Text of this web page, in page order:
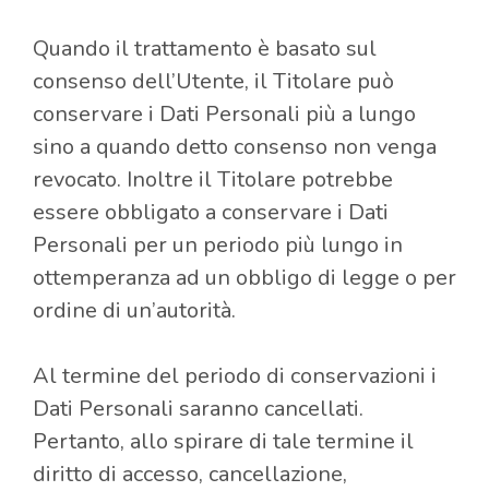
Quando il trattamento è basato sul
consenso dell’Utente, il Titolare può
conservare i Dati Personali più a lungo
sino a quando detto consenso non venga
revocato. Inoltre il Titolare potrebbe
essere obbligato a conservare i Dati
Personali per un periodo più lungo in
ottemperanza ad un obbligo di legge o per
ordine di un’autorità.
Al termine del periodo di conservazioni i
Dati Personali saranno cancellati.
Pertanto, allo spirare di tale termine il
diritto di accesso, cancellazione,